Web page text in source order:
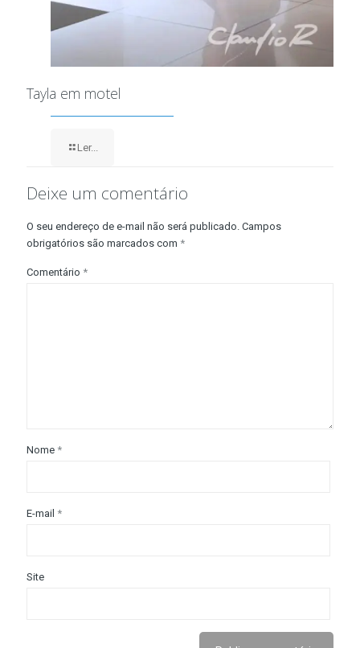
Tayla em motel
Ler...
Deixe um comentário
O seu endereço de e-mail não será publicado. Campos
obrigatórios são marcados com *
Comentário *
Nome *
E-mail *
Site